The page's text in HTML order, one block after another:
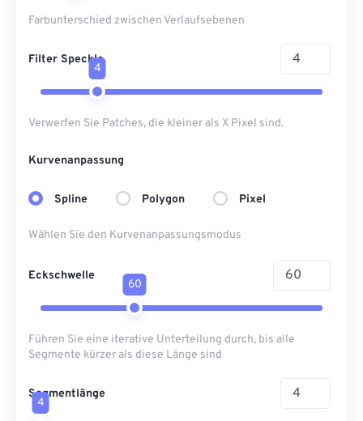
Farbunterschied zwischen Verlaufsebenen
Filter Speckle
4
Verwerfen Sie Patches, die kleiner als X Pixel sind.
Kurvenanpassung
Spline Polygon Pixel
Wählen Sie den Kurvenanpassungsmodus
Eckschwelle
60
Führen Sie eine iterative Unterteilung durch, bis alle
Segmente kürzer als diese Länge sind
Segmentlänge
4